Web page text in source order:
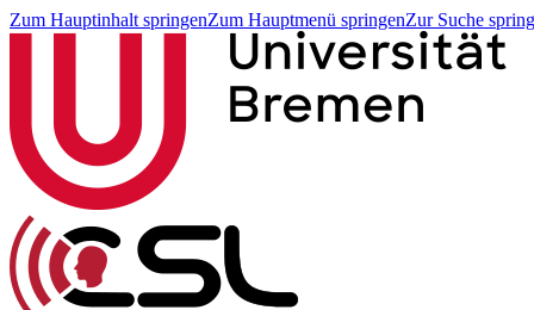
Zum Hauptinhalt springenZum Hauptmenü springenZur Suche